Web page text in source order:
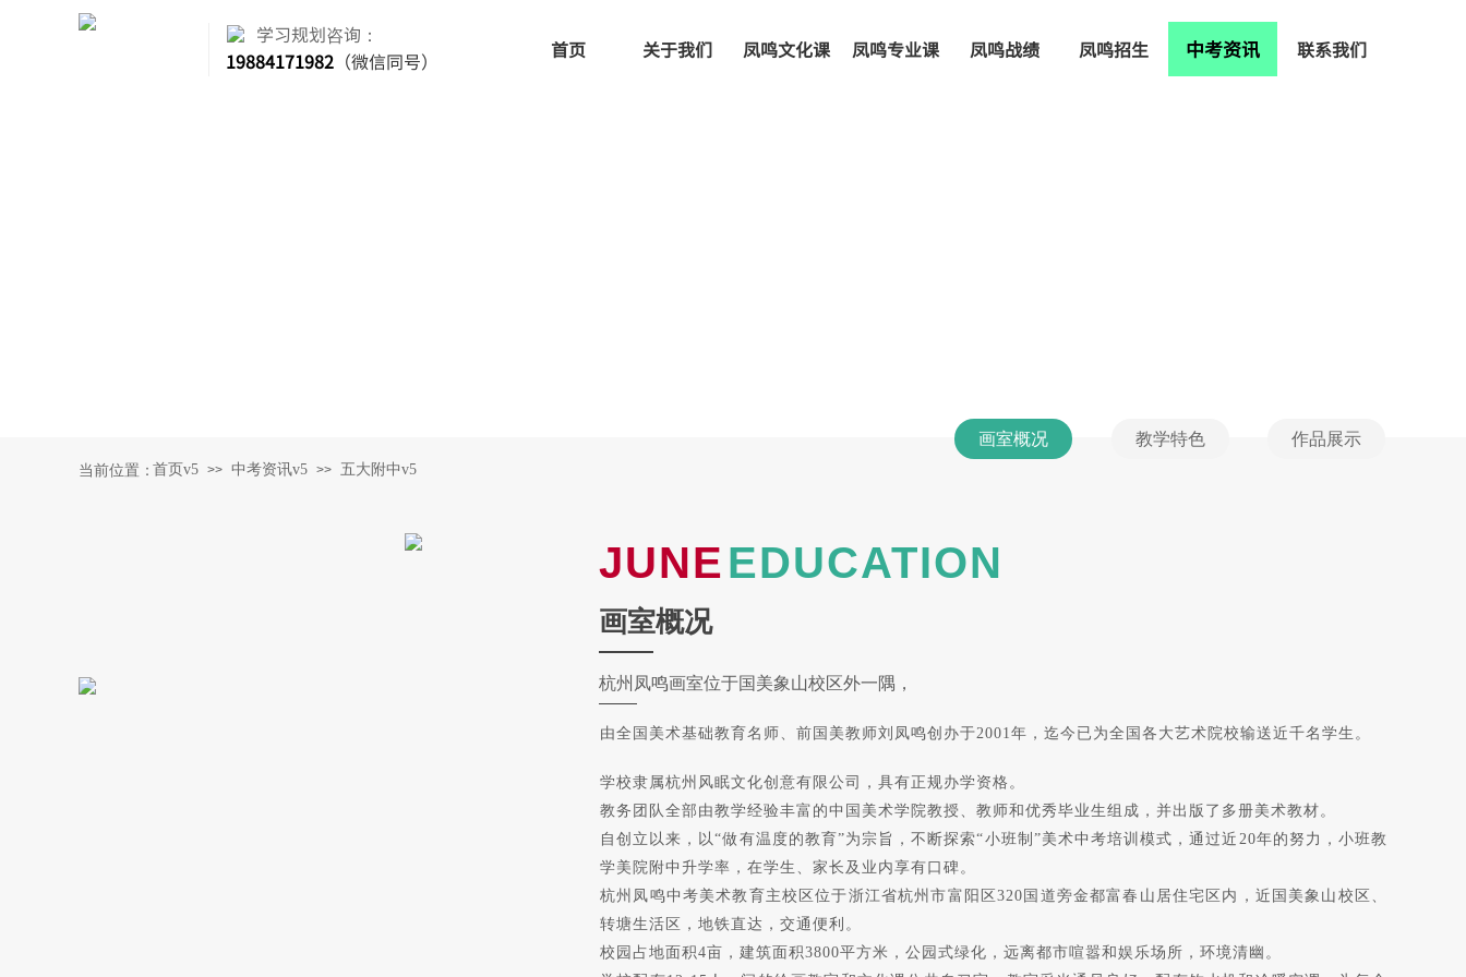
学习规划咨询：
19884171982 （微信同号） 首页 关于我们 凤鸣文化课 凤鸣专业课 凤鸣战绩 凤鸣招生 中考资讯 联系我们
画室概况 作品展示
教学特色
JUNEEDUCATION
由全国美术基础教育名师、前国美教师刘凤鸣创办于2001年，迄今已为全国各大艺术院校输送近千名学生。
学校隶属杭州风眠文化创意有限公司，具有正规办学资格。
教务团队全部由教学经验丰富的中国美术学院教授、教师和优秀毕业生组成，并出版了多册美术教材。
自创立以来，以“做有温度的教育”为宗旨，不断探索“小班制”美术中考培训模式，通过近20年的努力，小班教
学美院附中升学率，在学生、家长及业内享有口碑。
杭州凤鸣中考美术教育主校区位于浙江省杭州市富阳区320国道旁金都富春山居住宅区内，近国美象山校区、
转塘生活区，地铁直达，交通便利。
校园占地面积4亩，建筑面积3800平方米，公园式绿化，远离都市喧嚣和娱乐场所，环境清幽。
画室概况
杭州凤鸣画室位于国美象山校区外一隅，
当前位置：首页v5 >> 中考资讯v5 >> 五大附中v5